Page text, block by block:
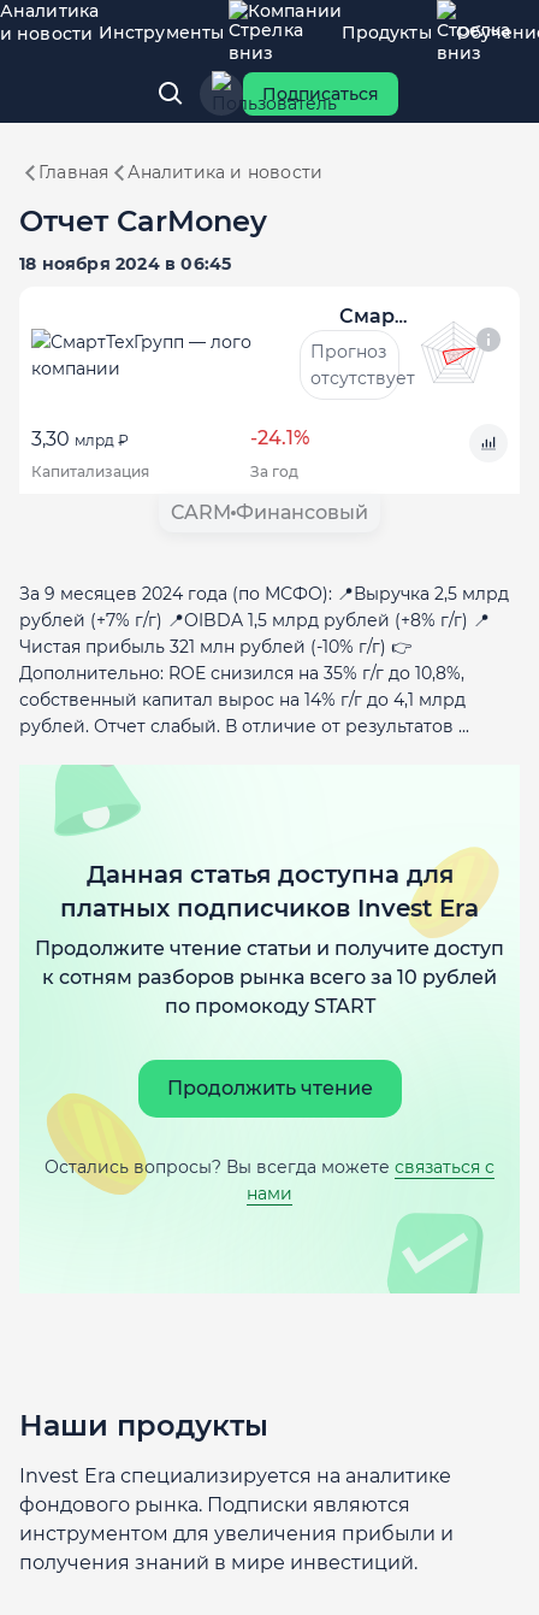
Аналитика
и новости Инструменты
Компании
Продукты
Подписаться
Главная Аналитика и новости
Отчет CarMoney
18 ноября 2024 в 06:45
СмартТехГрупп
Прогноз
отсутствует
3,30 млрд ₽ -24.1%
Капитализация За год
CARM Финансовый
За 9 месяцев 2024 года (по МСФО): 📍Выручка 2,5 млрд
рублей (+7% г/г) 📍OIBDA 1,5 млрд рублей (+8% г/г) 📍
Чистая прибыль 321 млн рублей (-10% г/г) 👉
Дополнительно: ROE снизился на 35% г/г до 10,8%,
собственный капитал вырос на 14% г/г до 4,1 млрд
рублей. Отчет слабый. В отличие от результатов ...
Данная статья доступна для
платных подписчиков Invest Era
Продолжите чтение статьи и получите доступ
к сотням разборов рынка всего за 10 рублей
по промокоду START
Продолжить чтение
Остались вопросы? Вы всегда можете связаться с
нами
Наши продукты
Invest Era специализируется на аналитике
фондового рынка. Подписки являются
инструментом для увеличения прибыли и
получения знаний в мире инвестиций.